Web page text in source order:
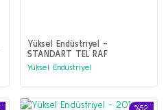
Yüksel Endüstriyel -
STANDART TEL RAF
GALVANİZ+BOYALI -
ANTIBAKTERİYEL
Yüksel Endüstriyel
%52